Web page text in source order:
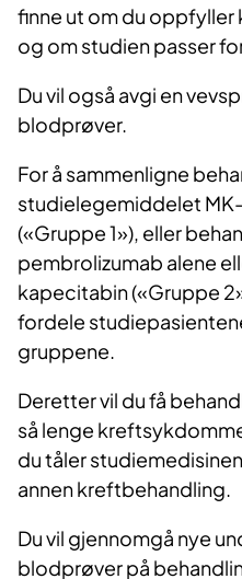
finne ut om du
og om studien passer
Du vil også avgi en
blodprøver.
For å sammenligne
studielegemiddelet
(«Gruppe 1»), eller
pembrolizumab alene
kapecitabin («Gruppe
fordele
gruppene.
Deretter vil du få
så lenge
du tåler
annen kreftbehandling.
Du vil gjennomgå nye
blodprøver på